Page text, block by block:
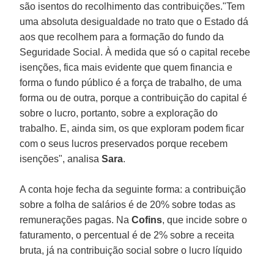
são isentos do recolhimento das contribuições."Tem
uma absoluta desigualdade no trato que o Estado dá
aos que recolhem para a formação do fundo da
Seguridade Social. À medida que só o capital recebe
isenções, fica mais evidente que quem financia e
forma o fundo público é a força de trabalho, de uma
forma ou de outra, porque a contribuição do capital é
sobre o lucro, portanto, sobre a exploração do
trabalho. E, ainda sim, os que exploram podem ficar
com o seus lucros preservados porque recebem
isenções", analisa Sara.
A conta hoje fecha da seguinte forma: a contribuição
sobre a folha de salários é de 20% sobre todas as
remunerações pagas. NaCofins, que incide sobre o
faturamento, o percentual é de 2% sobre a receita
bruta, já na contribuição social sobre o lucro líquido